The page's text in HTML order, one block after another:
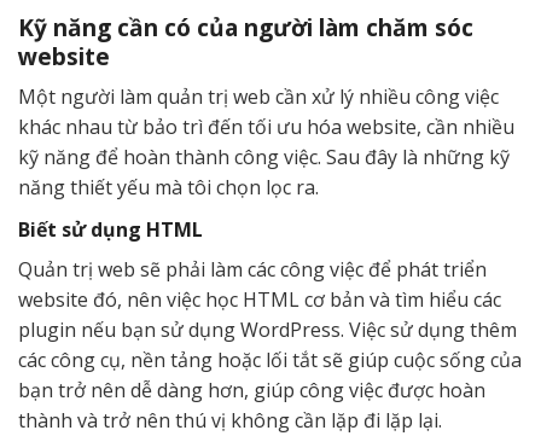
Kỹ năng cần có của người làm chăm sóc
website
Một người làm quản trị web cần xử lý nhiều công việc
khác nhau từ bảo trì đến tối ưu hóa website, cần nhiều
kỹ năng để hoàn thành công việc. Sau đây là những kỹ
năng thiết yếu mà tôi chọn lọc ra.
Biết sử dụng HTML
Quản trị web sẽ phải làm các công việc để phát triển
website đó, nên việc học HTML cơ bản và tìm hiểu các
plugin nếu bạn sử dụng WordPress. Việc sử dụng thêm
các công cụ, nền tảng hoặc lối tắt sẽ giúp cuộc sống của
bạn trở nên dễ dàng hơn, giúp công việc được hoàn
thành và trở nên thú vị không cần lặp đi lặp lại.